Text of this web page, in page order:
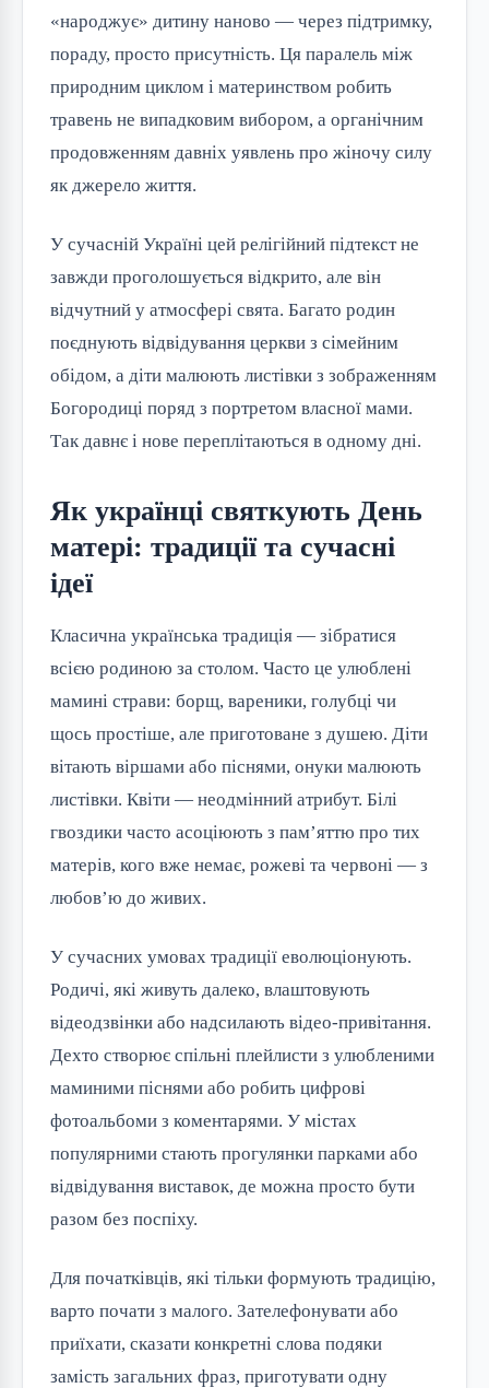
«народжує» дитину наново — через підтримку,
пораду, просто присутність. Ця паралель між
природним циклом і материнством робить
травень не випадковим вибором, а органічним
продовженням давніх уявлень про жіночу силу
як джерело життя.
У сучасній Україні цей релігійний підтекст не
завжди проголошується відкрито, але він
відчутний у атмосфері свята. Багато родин
поєднують відвідування церкви з сімейним
обідом, а діти малюють листівки з зображенням
Богородиці поряд з портретом власної мами.
Так давнє і нове переплітаються в одному дні.
Як українці святкують День
матері: традиції та сучасні
ідеї
Класична українська традиція — зібратися
всією родиною за столом. Часто це улюблені
мамині страви: борщ, вареники, голубці чи
щось простіше, але приготоване з душею. Діти
вітають віршами або піснями, онуки малюють
листівки. Квіти — неодмінний атрибут. Білі
гвоздики часто асоціюють з пам’яттю про тих
матерів, кого вже немає, рожеві та червоні — з
любов’ю до живих.
У сучасних умовах традиції еволюціонують.
Родичі, які живуть далеко, влаштовують
відеодзвінки або надсилають відео-привітання.
Дехто створює спільні плейлисти з улюбленими
маминими піснями або робить цифрові
фотоальбоми з коментарями. У містах
популярними стають прогулянки парками або
відвідування виставок, де можна просто бути
разом без поспіху.
Для початківців, які тільки формують традицію,
варто почати з малого. Зателефонувати або
приїхати, сказати конкретні слова подяки
замість загальних фраз, приготувати одну